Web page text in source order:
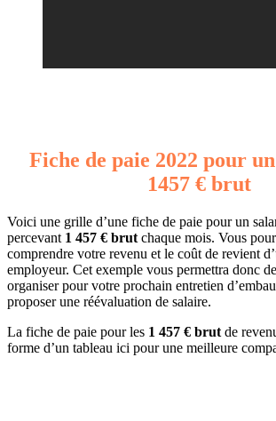
Fiche de paie 2022 pour
1457 € brut
Voici une grille d’une fiche de paie pour un
percevant 1 457 € brut chaque mois. Vous
comprendre votre revenu et le coût de revient
employeur. Cet exemple vous permettra donc
organiser pour votre prochain entretien
proposer une réévaluation de salaire.
La fiche de paie pour les 1 457 € brut de
forme d’un tableau ici pour une meilleure